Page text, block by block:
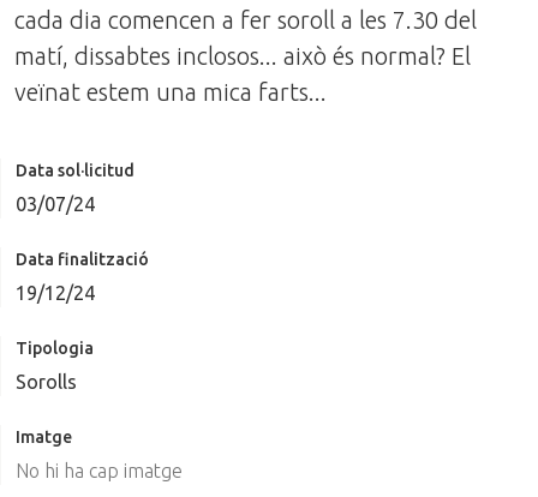
cada dia comencen a fer soroll a les 7.30 del
matí, dissabtes inclosos... això és normal? El
veïnat estem una mica farts...
Data sol·licitud
03/07/24
Data finalització
19/12/24
Tipologia
Sorolls
Imatge
No hi ha cap imatge